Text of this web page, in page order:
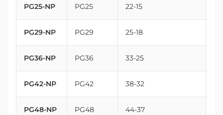
PG25-NP PG25 22-15
PG29-NP PG29 25-18
PG36-NP PG36 33-25
PG42-NP PG42 38-32
PG48-NP PG48 44-37